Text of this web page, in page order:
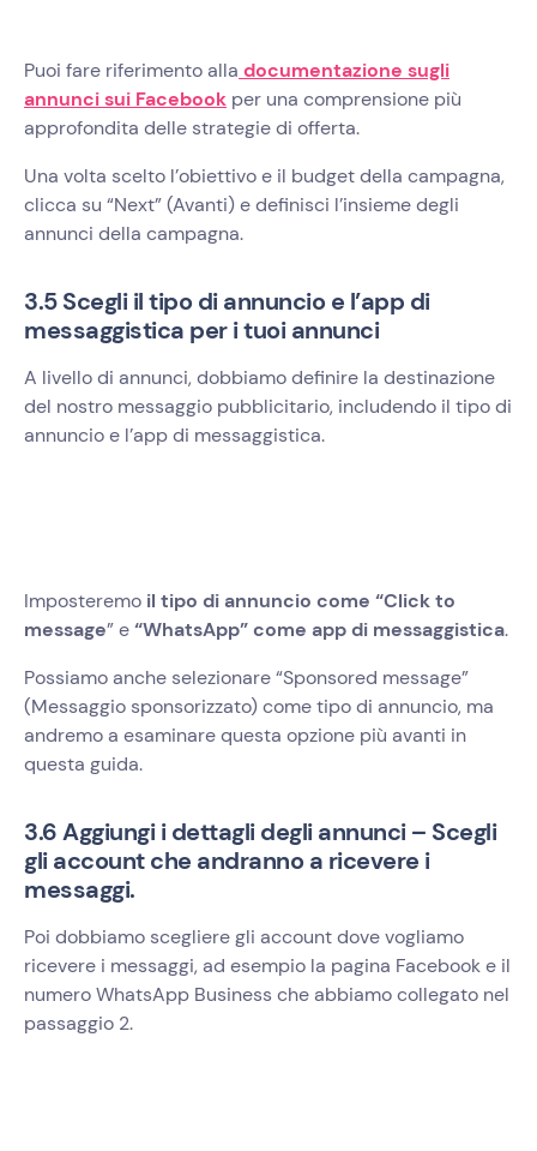
Puoi fare riferimento alla documentazione sugli
annunci sui Facebook per una comprensione più
approfondita delle strategie di offerta.
Una volta scelto l’obiettivo e il budget della campagna,
clicca su “Next” (Avanti) e definisci l’insieme degli
annunci della campagna.
3.5 Scegli il tipo di annuncio e l’app di
messaggistica per i tuoi annunci
A livello di annunci, dobbiamo definire la destinazione
del nostro messaggio pubblicitario, includendo il tipo di
annuncio e l’app di messaggistica.
Imposteremo il tipo di annuncio come “Click to
message” e“WhatsApp” come app di messaggistica.
Possiamo anche selezionare “Sponsored message”
(Messaggio sponsorizzato) come tipo di annuncio, ma
andremo a esaminare questa opzione più avanti in
questa guida.
3.6 Aggiungi i dettagli degli annunci – Scegli
gli account che andranno a ricevere i
messaggi.
Poi dobbiamo scegliere gli account dove vogliamo
ricevere i messaggi, ad esempio la pagina Facebook e il
numero WhatsApp Business che abbiamo collegato nel
passaggio 2.